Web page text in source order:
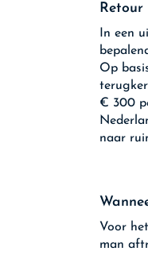
Retour
In een
Op
€ 300
naar
Voor
man